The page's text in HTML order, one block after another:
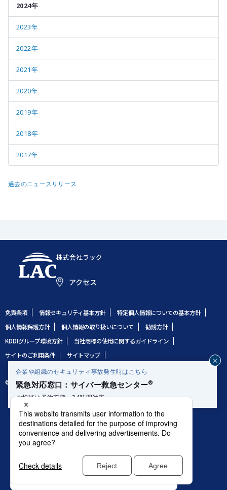
企業や組織のセキュリティ事故発生時はこちら
緊急対応窓口：サイバー救急センター®
ご相談は予約不要、24時間対応
電話で相談する
0120-362-119
メールで相談する
2024年
2023年
2022年
2021年
2020年
2019年
2018年
2017年
過去のニュースリリース
ウェブサイトの利便性向上、利用分析および広告配信
等のためにご利用者様の閲覧情報などを取得していま
す。詳しくは「サイトのご利用条件」をご覧くださ
株式会社ラック
アクセス
免責条項 情報セキュリティ基本方針
特定個人情報についての基本方針
個人情報保護方針
個人情報の取り扱いについて
勧誘方針
KDDIグループ環境方針
当社商標の使用に関するガイドライン
サイトのご利用条件
サイトマップ
© 1995 LAC Co., Ltd.